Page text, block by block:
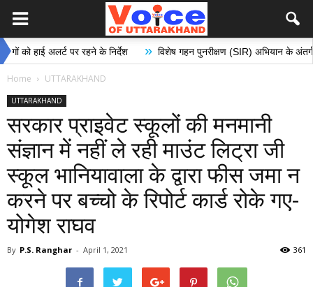
हाई अलर्ट पर रहने के निर्देश » विशेष गहन पुनरीक्षण (SIR) अभियान के अंतर्गत
Home UTTARAKHAND
UTTARAKHAND
सरकार प्राइवेट स्कूलों की मनमानी
संज्ञान में नहीं ले रही माउंट लिट्रा जी
स्कूल भानियावाला के द्वारा फीस जमा न
करने पर बच्चो के रिपोर्ट कार्ड रोके गए-
योगेश राघव
By P.S. Ranghar - April 1, 2021 361